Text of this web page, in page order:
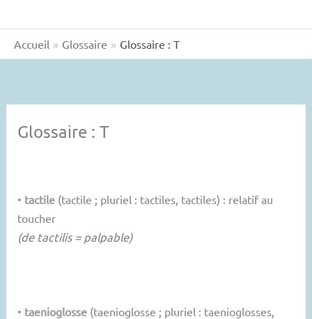
Accueil Glossaire Glossaire : T
Glossaire : T
• tactile (tactile ; pluriel : tactiles, tactiles) : relatif au
toucher
(de tactilis = palpable)
• taenioglosse (taenioglosse ; pluriel : taenioglosses,